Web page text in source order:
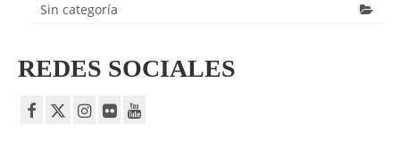
Sin categoría
REDES SOCIALES